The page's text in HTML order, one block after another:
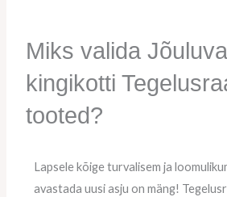
Miks valida
kingikotti
tooted?
Lapsele kõige turvalisem ja
avastada uusi asju on mäng!